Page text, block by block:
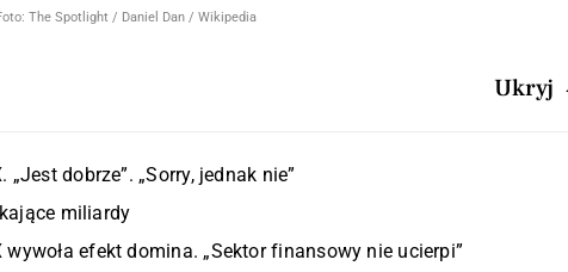
The Spotlight / Daniel Dan / Wikipedia
Ukryj
„Jest dobrze”. „Sorry, jednak nie”
miliardy
wywoła efekt domina. „Sektor finansowy nie ucierpi”